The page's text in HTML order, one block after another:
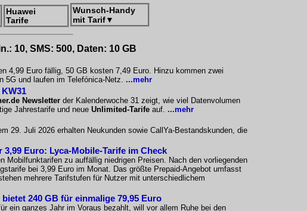
Huawei
Tarife
Wunsch-Handy
mit Tarif▼
10, SMS: 500, Daten: 10 GB
4,99 Euro fällig, 50 GB kosten 7,49 Euro. Hinzu kommen zwei
5G und laufen im Telefónica-Netz. ...mehr
Newsletter der Kalenderwoche 31 zeigt, wie viel Datenvolumen
Jahrestarife und neue Unlimited-Tarife auf. ...mehr
29. Juli 2026 erhalten Neukunden sowie CallYa-Bestandskunden, die
Euro: Lyca-Mobile-Tarife im Check
Mobilfunktarifen zu auffällig niedrigen Preisen. Nach den vorliegenden
bei 3,99 Euro im Monat. Das größte Prepaid-Angebot umfasst
mehrere Tarifstufen für Nutzer mit unterschiedlichem
240 GB für einmalige 79,95 Euro
ein ganzes Jahr im Voraus bezahlt, will vor allem Ruhe bei den